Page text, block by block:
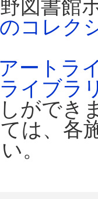
図書館
コレク
ートラ
イブラ
ができ
は、各
。